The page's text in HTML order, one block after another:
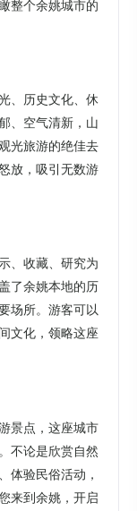
整个余姚城市的
、历史文化、休
、空气清新，山
光旅游的绝佳去
放，吸引无数游
、收藏、研究为
了余姚本地的历
场所。游客可以
文化，领略这座
景点，这座城市
不论是欣赏自然
体验民俗活动，
来到余姚，开启